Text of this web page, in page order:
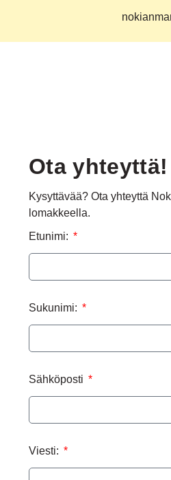
Ota yhteyttä!
Kysyttävää? Ota yhteyttä
lomakkeella.
Etunimi:
Sukunimi:
Sähköposti
Viesti: